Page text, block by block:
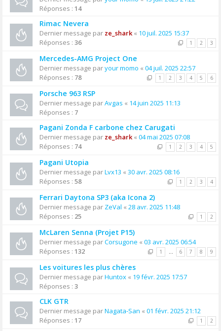
Réponses : 14
Rimac Nevera
Dernier message par ze_shark« 10 juil. 2025 15:37
Réponses : 36 1 2 3
Mercedes-AMG Project One
Dernier message paryour momo « 04 juil. 2025 22:57
Réponses : 78 1 2 3 4 5 6
Porsche 963 RSP
Dernier message parAvgas « 14 juin 2025 11:13
Réponses : 7
Pagani Zonda F carbone chez Carugati
Dernier message par ze_shark« 04 mai 2025 07:08
Réponses : 74 1 2 3 4 5
Pagani Utopia
Dernier message parLvx13 « 30 avr. 2025 08:16
Réponses : 58 1 2 3 4
Ferrari Daytona SP3 (aka Icona 2)
Dernier message par ZeVal « 28 avr. 2025 11:48
Réponses : 25 1 2
McLaren Senna (Projet P15)
Dernier message parCorsugone « 03 avr. 2025 06:54
Réponses : 132 1 … 6 7 8 9
Les voitures les plus chères
Dernier message parHuntox « 19 févr. 2025 17:57
Réponses : 3
CLK GTR
Dernier message parNagata-San « 01 févr. 2025 21:12
Réponses : 17 1 2